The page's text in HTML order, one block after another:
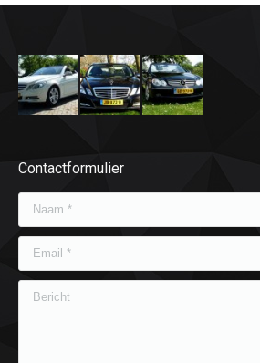
Contactformulier
Naam *
Email *
Bericht